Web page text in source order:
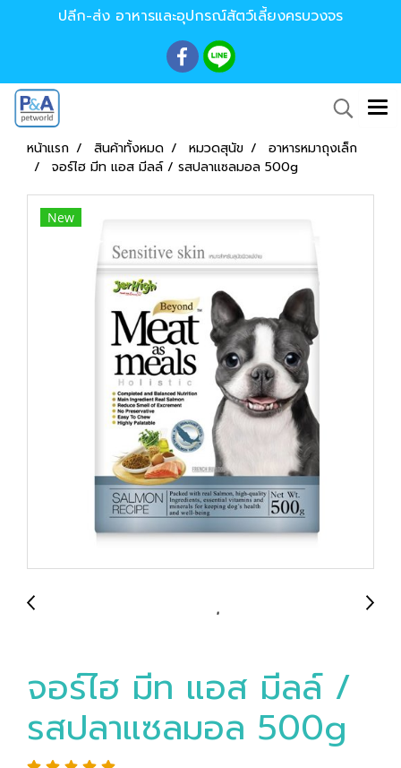
ปลีก-ส่ง อาหารและอุปกรณ์สัตว์เลี้ยงครบวงจร
หน้าแรก สินค้าทั้งหมด หมวดสุนัข
อาหารหมาถุงเล็ก
จอร์ไฮ มีท แอส มีลล์ / รสปลาแซลมอล 500g
New
จอร์ไฮ มีท แอส มีลล์ /
รสปลาแซลมอล 500g